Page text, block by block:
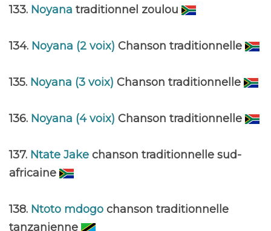
133. Noyana traditionnel zoulou
134. Noyana (2 voix) Chanson traditionnelle
135. Noyana (3 voix) Chanson traditionnelle
136. Noyana (4 voix) Chanson traditionnelle
137. Ntate Jake chanson traditionnelle sud-
africaine
138. Ntoto mdogo chanson traditionnelle
tanzanienne